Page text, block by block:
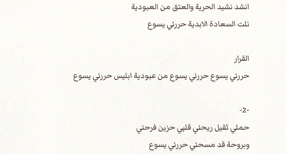
انشد نشيد الحرية والعتق من العبودية
نلت السعادة الابدية حررني يسوع
القرار
حررني يسوع حررني يسوع من عبودية ابليس حررني يسوع
-2-
حملي ثقيل ريحني قلبي حزين فرحني
وبروحة قد مسحني حررني يسوع